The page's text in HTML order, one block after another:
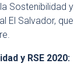
Sostenibilidad y
El Salvador, que
y RSE 2020: